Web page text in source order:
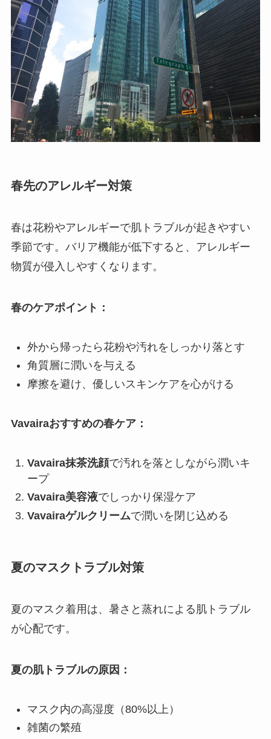
春先のアレルギー対策
春は花粉やアレルギーで肌トラブルが起きやすい
季節です。バリア機能が低下すると、アレルギー
物質が侵入しやすくなります。
春のケアポイント：
外から帰ったら花粉や汚れをしっかり落とす
角質層に潤いを与える
摩擦を避け、優しいスキンケアを心がける
Vavairaおすすめの春ケア：
Vavaira抹茶洗顔で汚れを落としながら潤いキ
ープ
Vavaira美容液でしっかり保湿ケア
Vavairaゲルクリームで潤いを閉じ込める
夏のマスクトラブル対策
夏のマスク着用は、暑さと蒸れによる肌トラブル
が心配です。
夏の肌トラブルの原因：
マスク内の高湿度（80%以上）
雑菌の繁殖